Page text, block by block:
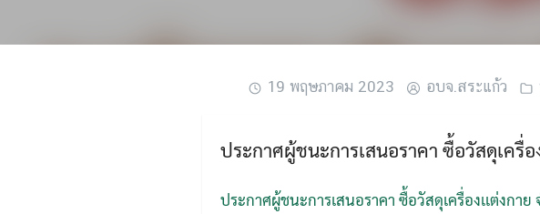
19 พฤษภาคม 2023 อบจ.สระแก้ว
ประกาศผู้ชนะการเสนอราคา ซื้อวัสดุเครื่อ
ประกาศผู้ชนะการเสนอราคา ซื้อวัสดุเครื่องเเต่งกาย